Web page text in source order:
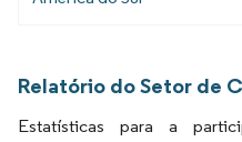
Relatório do Setor de
Estatísticas para a